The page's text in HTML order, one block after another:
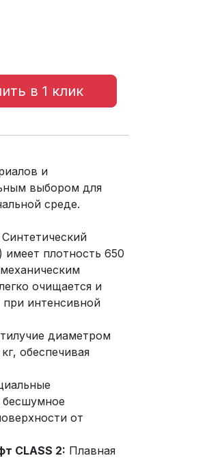
в 1 клик
и
выбором для
среде.
Синтетический
имеет плотность 650
очищается и
при интенсивной
диаметром
обеспечивая
бесшумное
от
CLASS 2: Плавная